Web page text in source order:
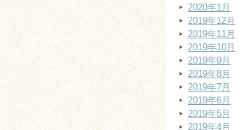
2020年1月
2019年12月
2019年11月
2019年10月
2019年9月
2019年8月
2019年7月
2019年6月
2019年5月
2019年4月